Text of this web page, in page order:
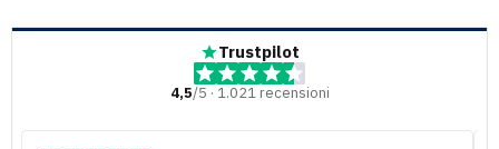
Trustpilot
4,5/5 · 1.021 recensioni